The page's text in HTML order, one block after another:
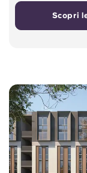
Scopri